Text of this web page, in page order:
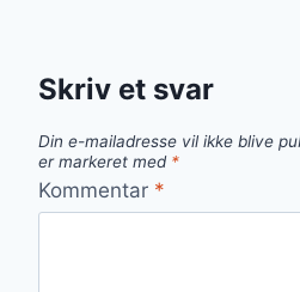
Skriv et svar
Din e-mailadresse vil ikke blive
er markeret med *
Kommentar *